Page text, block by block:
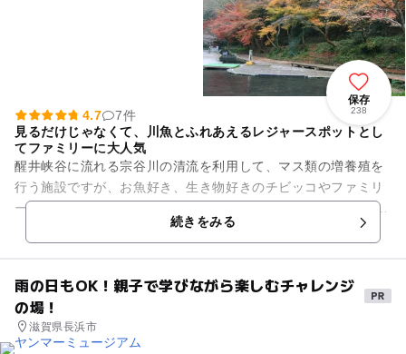
保存
238
4.7
7件
見るだけじゃなくて、川魚とふれあえるレジャースポットとし
てファミリーに大人気
醒井峡谷に流れる宗谷川の清流を利用して、マス類の増養殖を
行う施設ですが、お魚好き、生き物好きのチビッコやファミリ
ーがそろって楽しめるレジャー施設でもあります。 養鱒場とし
ては、日本一の歴史があ...続きをみる
雨の日もOK！親子で学びながら楽しむチャレンジ
の場！
滋賀県長浜市